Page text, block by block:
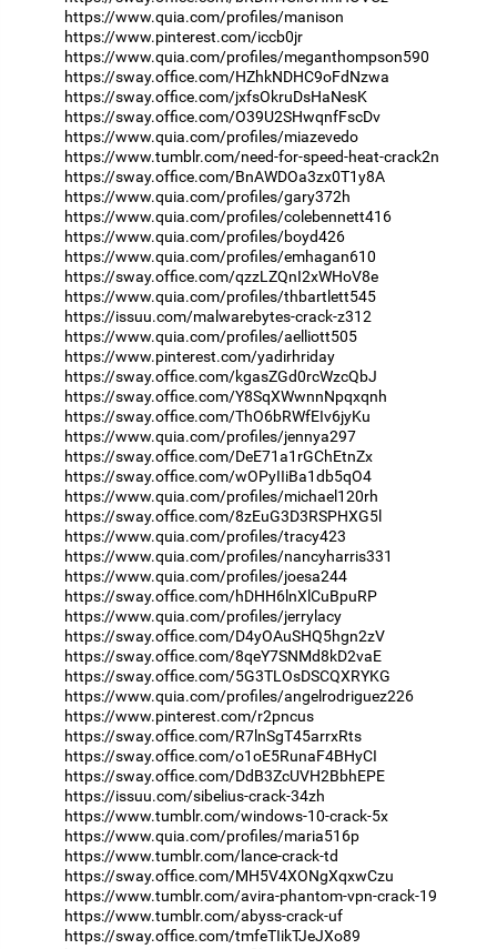
https://www.quia.com/profiles/manison
https://www.pinterest.com/iccb0jr
https://www.quia.com/profiles/meganthompson590
https://sway.office.com/HZhkNDHC9oFdNzwa
https://sway.office.com/jxfsOkruDsHaNesK
https://sway.office.com/O39U2SHwqnfFscDv
https://www.quia.com/profiles/miazevedo
https://www.tumblr.com/need-for-speed-heat-crack2n
https://sway.office.com/BnAWDOa3zx0T1y8A
https://www.quia.com/profiles/gary372h
https://www.quia.com/profiles/colebennett416
https://www.quia.com/profiles/boyd426
https://www.quia.com/profiles/emhagan610
https://sway.office.com/qzzLZQnI2xWHoV8e
https://www.quia.com/profiles/thbartlett545
https://issuu.com/malwarebytes-crack-z312
https://www.quia.com/profiles/aelliott505
https://www.pinterest.com/yadirhriday
https://sway.office.com/kgasZGd0rcWzcQbJ
https://sway.office.com/Y8SqXWwnnNpqxqnh
https://sway.office.com/ThO6bRWfEIv6jyKu
https://www.quia.com/profiles/jennya297
https://sway.office.com/DeE71a1rGChEtnZx
https://sway.office.com/wOPyIIiBa1db5qO4
https://www.quia.com/profiles/michael120rh
https://sway.office.com/8zEuG3D3RSPHXG5l
https://www.quia.com/profiles/tracy423
https://www.quia.com/profiles/nancyharris331
https://www.quia.com/profiles/joesa244
https://sway.office.com/hDHH6lnXlCuBpuRP
https://www.quia.com/profiles/jerrylacy
https://sway.office.com/D4yOAuSHQ5hgn2zV
https://sway.office.com/8qeY7SNMd8kD2vaE
https://sway.office.com/5G3TLOsDSCQXRYKG
https://www.quia.com/profiles/angelrodriguez226
https://www.pinterest.com/r2pncus
https://sway.office.com/R7lnSgT45arrxRts
https://sway.office.com/o1oE5RunaF4BHyCI
https://sway.office.com/DdB3ZcUVH2BbhEPE
https://issuu.com/sibelius-crack-34zh
https://www.tumblr.com/windows-10-crack-5x
https://www.quia.com/profiles/maria516p
https://www.tumblr.com/lance-crack-td
https://sway.office.com/MH5V4XONgXqxwCzu
https://www.tumblr.com/avira-phantom-vpn-crack-19
https://www.tumblr.com/abyss-crack-uf
https://sway.office.com/tmfeTIikTJeJXo89